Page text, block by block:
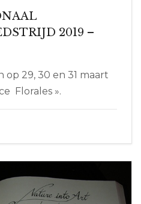
2019 –
op 29, 30 en 31 maart
Florales ».